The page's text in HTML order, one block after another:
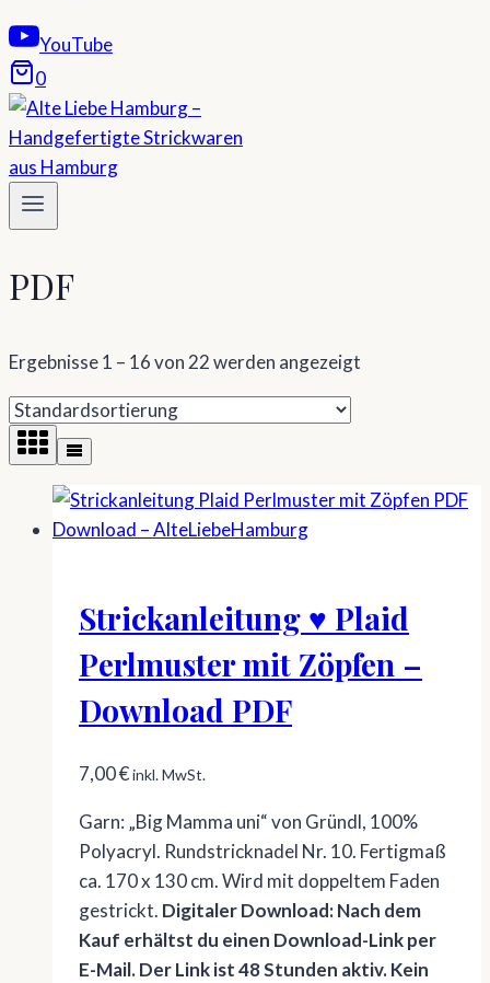
YouTube
0
PDF
Ergebnisse 1 – 16 von 22 werden angezeigt
Strickanleitung ♥ Plaid
Perlmuster mit Zöpfen –
Download PDF
7,00€inkl. MwSt.
Garn: „Big Mamma uni“ von Gründl, 100%
Polyacryl. Rundstricknadel Nr. 10. Fertigmaß
ca. 170 x 130 cm. Wird mit doppeltem Faden
gestrickt. Digitaler Download: Nach dem
Kauf erhältst du einen Download-Link per
E-Mail. Der Link ist 48 Stunden aktiv. Kein